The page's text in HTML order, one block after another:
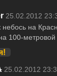
25.02.2012
небось на
100-
25.02.2012